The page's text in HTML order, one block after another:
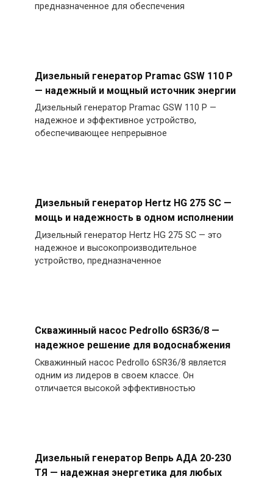
предназначенное для обеспечения
Дизельный генератор Pramac GSW 110 P
— надежный и мощный источник энергии
Дизельный генератор Pramac GSW 110 P —
надежное и эффективное устройство,
обеспечивающее непрерывное
Дизельный генератор Hertz HG 275 SC —
мощь и надежность в одном исполнении
Дизельный генератор Hertz HG 275 SC — это
надежное и высокопроизводительное
устройство, предназначенное
Скважинный насос Pedrollo 6SR36/8 —
надежное решение для водоснабжения
Скважинный насос Pedrollo 6SR36/8 является
одним из лидеров в своем классе. Он
отличается высокой эффективностью
Дизельный генератор Вепрь АДА 20-230
ТЯ — надежная энергетика для любых